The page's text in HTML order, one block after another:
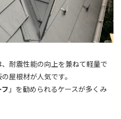
耐震性能の向上を兼ねて軽量で
屋根材が人気です。
」を勧められるケースが多くみ